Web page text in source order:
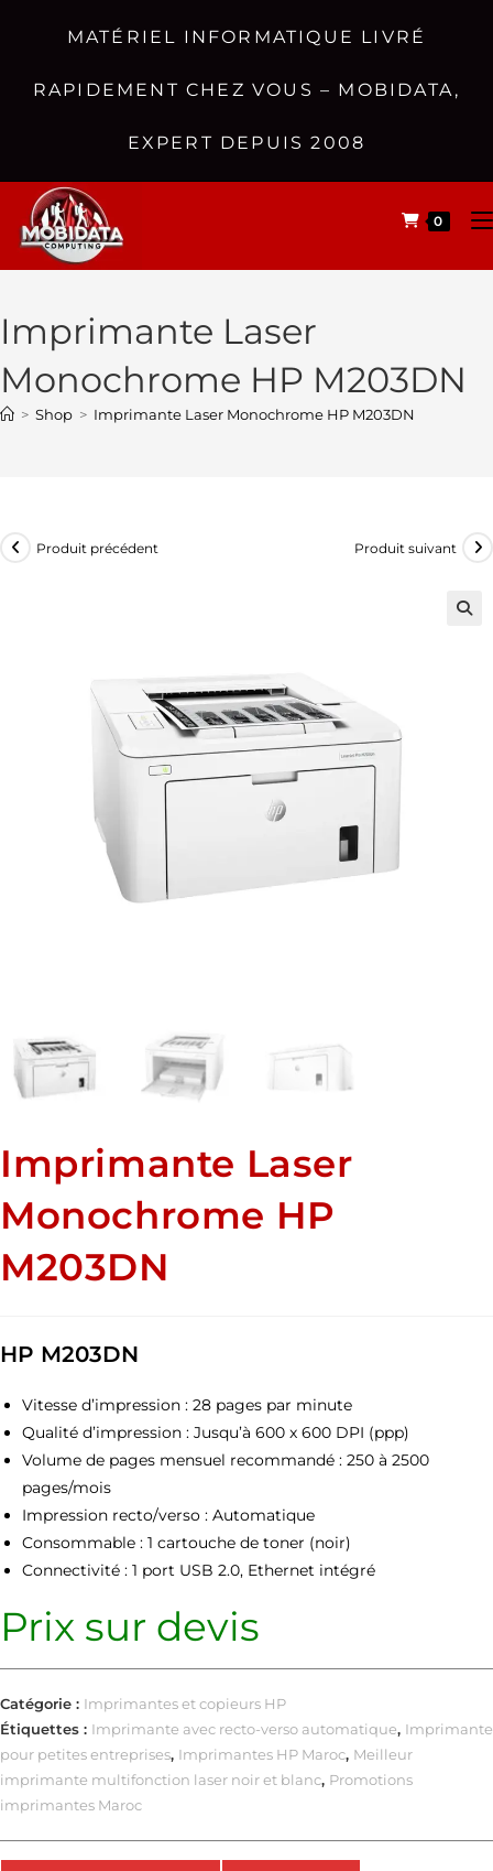
MATÉRIEL INFORMATIQUE LIVRÉ
RAPIDEMENT CHEZ VOUS – MOBIDATA,
EXPERT DEPUIS 2008
0
Imprimante Laser
Monochrome HP M203DN
> Shop > Imprimante Laser Monochrome HP M203DN
Produit précédent Produit suivant
Imprimante Laser
Monochrome HP
M203DN
HP M203DN
Vitesse d’impression : 28 pages par minute
Qualité d’impression : Jusqu’à 600 x 600 DPI (ppp)
Volume de pages mensuel recommandé : 250 à 2500
pages/mois
Impression recto/verso : Automatique
Consommable : 1 cartouche de toner (noir)
Connectivité : 1 port USB 2.0, Ethernet intégré
Prix sur devis
Catégorie : Imprimantes et copieurs HP
Étiquettes : Imprimante avec recto-verso automatique, Imprimante
pour petites entreprises, Imprimantes HP Maroc, Meilleur
imprimante multifonction laser noir et blanc, Promotions
imprimantes Maroc